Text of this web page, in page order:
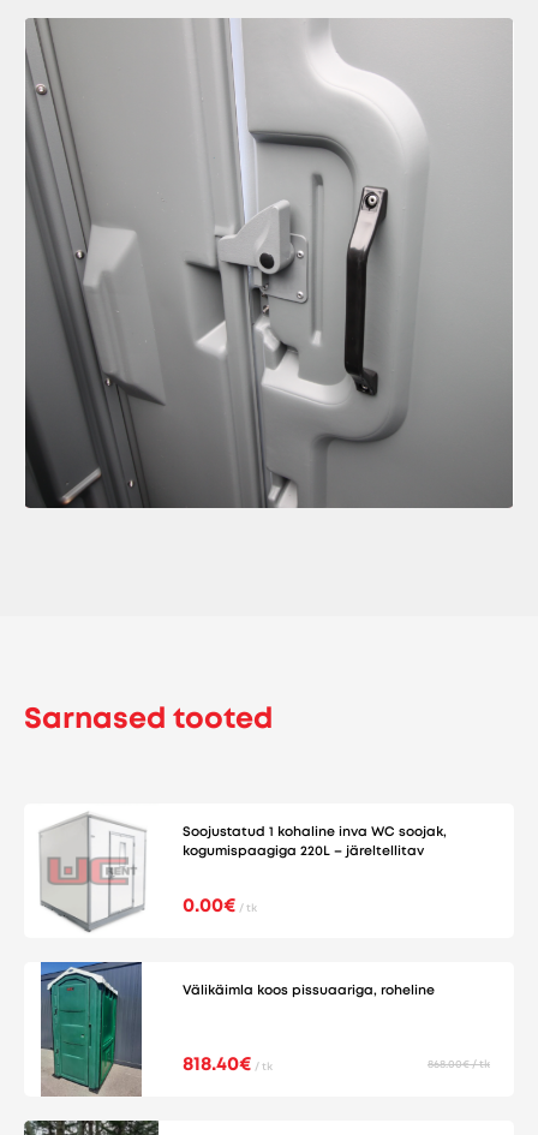
Sarnased tooted
Soojustatud 1 kohaline inva WC soojak,
kogumispaagiga 220L – järeltellitav
0.00€ / tk
Välikäimla koos pissuaariga, roheline
818.40€ / tk 868.00€ / tk